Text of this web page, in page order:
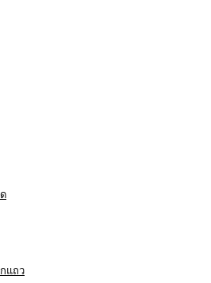
แถว